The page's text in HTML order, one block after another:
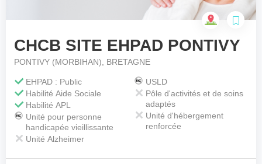
Votre téléphone*
Votre message
CHCB SITE EHPAD PONTIVY
PONTIVY (MORBIHAN), BRETAGNE
EHPAD : Public
Habilité Aide Sociale
Habilité APL
Unité pour personne
handicapée vieillissante
Unité Alzheimer
USLD
Pôle d'activités et de soins
adaptés
Unité d'hébergement
renforcée